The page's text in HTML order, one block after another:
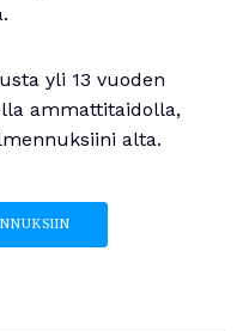
yli 13 vuoden
ammattitaidolla,
alta.